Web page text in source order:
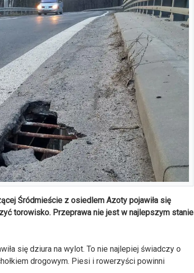
Śródmieście z osiedlem Azoty pojawiła się
torowisko. Przeprawa nie jest w najlepszym stanie
się dziura na wylot. To nie najlepiej świadczy o
drogowym. Piesi i rowerzyści powinni